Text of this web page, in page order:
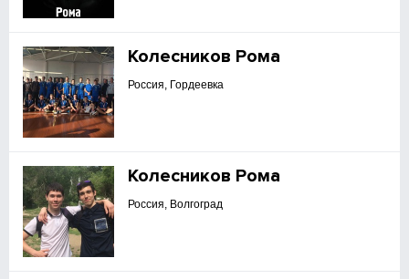
Колесников Рома
Россия, Гордеевка
Колесников Рома
Россия, Волгоград